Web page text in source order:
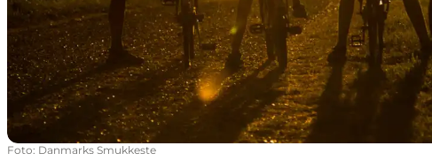
Foto: Danmarks Smukkeste